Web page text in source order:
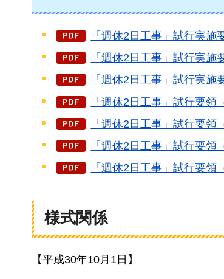
「週休2日工事」試行実施
「週休2日工事」試行実施
「週休2日工事」試行実施
「週休2日工事」試行要領
「週休2日工事」試行要領
「週休2日工事」試行要領
「週休2日工事」試行要領
様式関係
【平成30年10月1日】